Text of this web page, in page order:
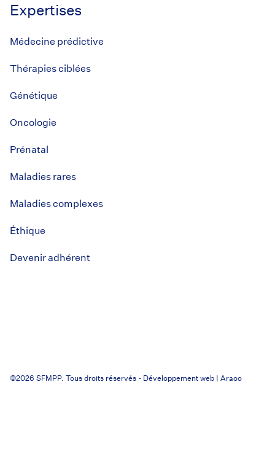
Expertises
Médecine prédictive
Thérapies ciblées
Génétique
Oncologie
Prénatal
Maladies rares
Maladies complexes
Éthique
Devenir adhérent
©2026 SFMPP. Tous droits réservés - Développement web | Araoo